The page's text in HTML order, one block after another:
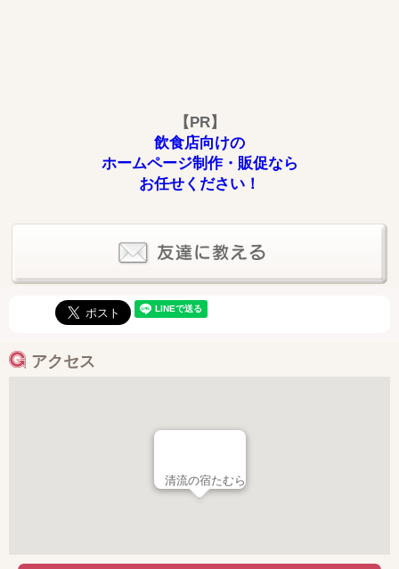
【PR】
飲食店向けの
ホームページ制作・販促なら
お任せください！
アクセス
清流の宿たむら